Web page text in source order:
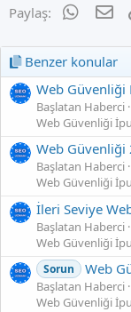
Paylaş:
Benzer konular
Web Güvenliği
Başlatan Haberci
Web Güvenliği
Web Güvenliği
Başlatan Haberci
Web Güvenliği
İleri Seviye
Başlatan Haberci
Web Güvenliği
Sorun Web
Başlatan Haberci
Web Güvenliği